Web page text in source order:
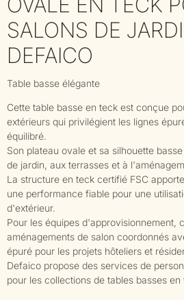
SALONS DE
DEFAICO
Table basse élégante
Cette table basse en teck est conçue
extérieurs qui privilégient les lignes
équilibré.
Son plateau ovale et sa silhouette
de jardin, aux terrasses et à
La structure en teck certifié FSC
une performance fiable pour une
d'extérieur.
Pour les équipes d'approvisionnement,
aménagements de salon coordonnés
épuré pour les projets hôteliers et
Defaico propose des services de
pour les collections de tables basses en